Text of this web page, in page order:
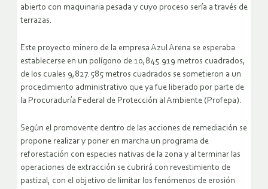
abierto con maquinaria pesada y cuyo proceso sería a través de
terrazas.
Este proyecto minero de la empresa Azul Arena se esperaba
establecerse en un polígono de 10,845.919 metros cuadrados,
de los cuales 9,827.585 metros cuadrados se sometieron a un
procedimiento administrativo que ya fue liberado por parte de
la Procuraduría Federal de Protección al Ambiente (Profepa).
Según el promovente dentro de las acciones de remediación se
propone realizar y poner en marcha un programa de
reforestación con especies nativas de la zona y al terminar las
operaciones de extracción se cubrirá con revestimiento de
pastizal, con el objetivo de limitar los fenómenos de erosión